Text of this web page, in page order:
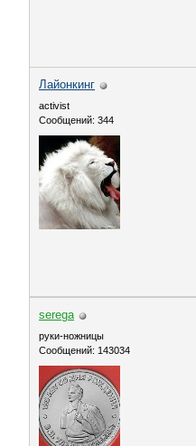
Лайонкинг
activist
Сообщений: 344
serega
руки-ножницы
Сообщений: 143034